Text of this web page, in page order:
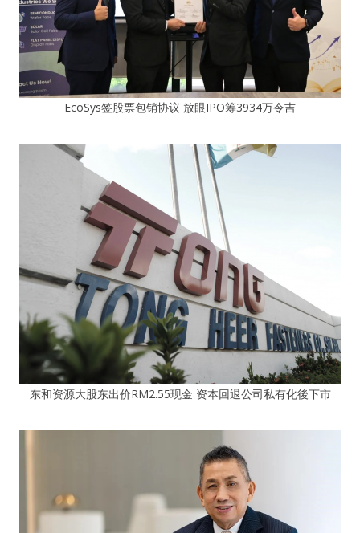
EcoSys签股票包销协议 放眼IPO筹3934万令吉
东和资源大股东出价RM2.55现金 资本回退公司私有化後下市